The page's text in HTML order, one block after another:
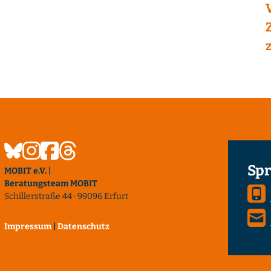
MOBIT e.V. |
Beratungsteam MOBIT
Schillerstraße 44 · 99096 Erfurt
Impressum Datenschutz